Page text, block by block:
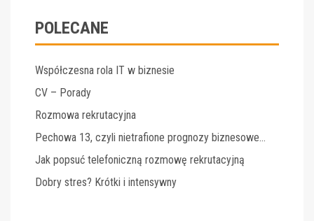
POLECANE
Współczesna rola IT w biznesie
CV – Porady
Rozmowa rekrutacyjna
Pechowa 13, czyli nietrafione prognozy biznesowe…
Jak popsuć telefoniczną rozmowę rekrutacyjną
Dobry stres? Krótki i intensywny